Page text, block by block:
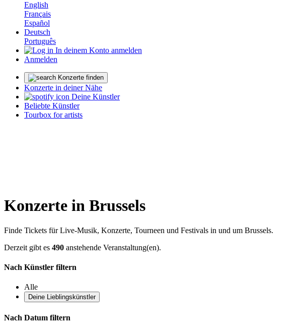
English
Français
Español
Deutsch
Português
In deinem Konto anmelden
Anmelden
Konzerte finden
Konzerte in deiner Nähe
Deine Künstler
Beliebte Künstler
Tourbox for artists
Konzerte in Brussels
Finde Tickets für Live-Musik, Konzerte, Tourneen und Festivals in und um Brussels.
Derzeit gibt es 490 anstehende Veranstaltung(en).
Nach Künstler filtern
Alle
Deine Lieblingskünstler
Nach Datum filtern